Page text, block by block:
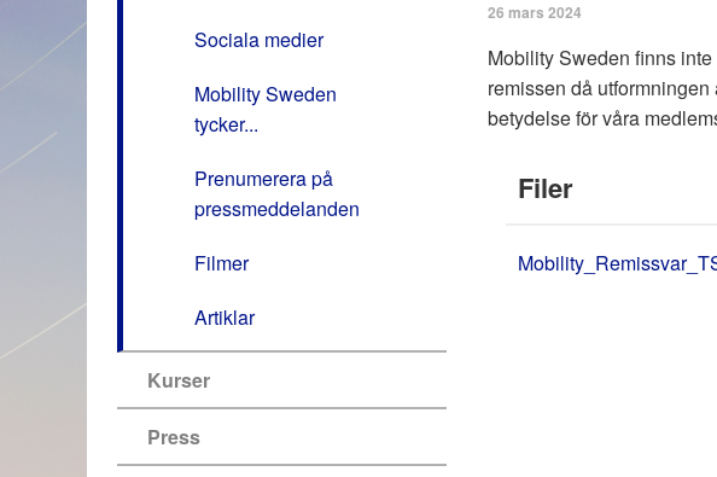
Sociala medier
Mobility Sweden
tycker...
Prenumerera på
pressmeddelanden
Filmer
Artiklar
Kurser
Press
26 mars 2024
Mobility Sweden finns
remissen då
betydelse för våra
Filer